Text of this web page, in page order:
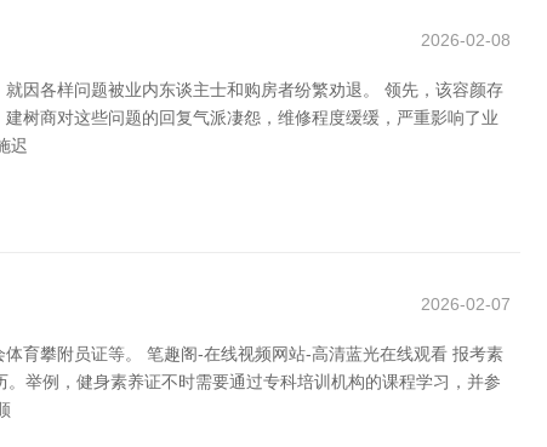
2026-02-08
因各样问题被业内东谈主士和购房者纷繁劝退。 领先，该容颜存
树商对这些问题的回复气派凄怨，维修程度缓缓，严重影响了业
迟
2026-02-07
育攀附员证等。 笔趣阁-在线视频网站-高清蓝光在线观看 报考素
举例，健身素养证不时需要通过专科培训机构的课程学习，并参